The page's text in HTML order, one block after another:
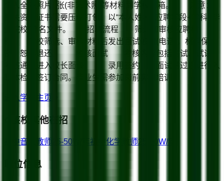
个人全身照片1张(非艺术照)等材料到学校邮箱。 注意：
相关资历证书需要压缩打包，以“本人姓名+应聘学段+学科+毕
业院校”命名文件。 招聘流程 筛选和审核应聘材
料 学校筛选、审核材料后发出面试通知(电话)，材料保
密，恕不退还。 考核面试 考核内容包括笔试、试讲，
考核通过进入校长面谈。 录用签约 面试通过后进行入
职体检、签订合同。毕业生需参加岗前实习培训。
进入学校主页
该校其他在招
初中音乐教师 25-50W/年初中化学教师25-50W/年
职位信息